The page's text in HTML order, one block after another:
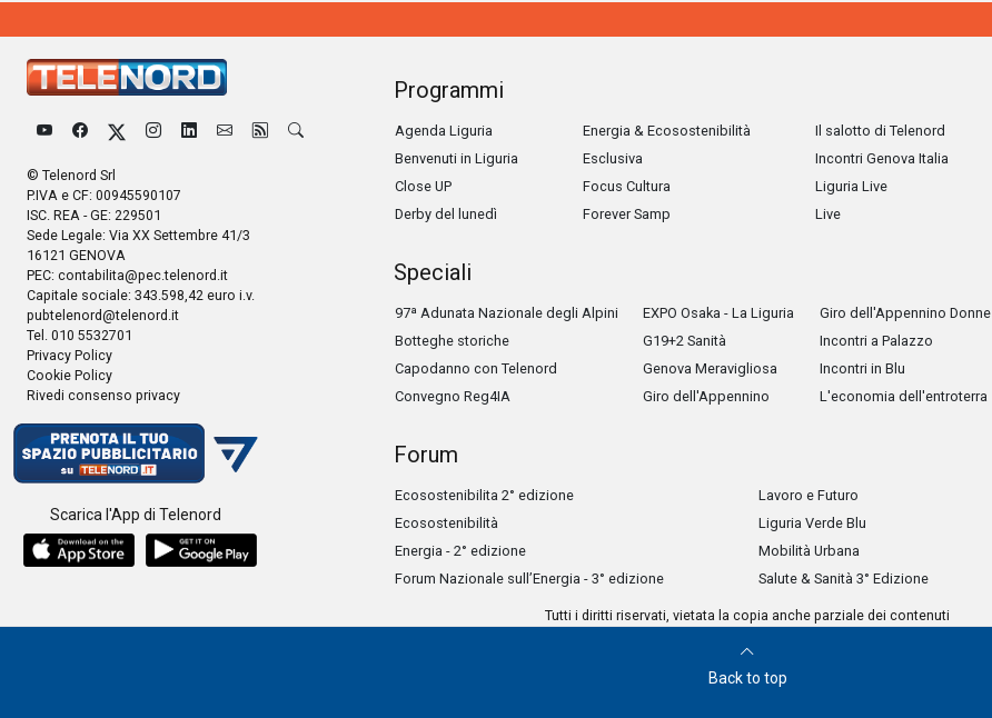
© Telenord Srl
P.IVA e CF: 00945590107
ISC. REA - GE: 229501
Sede Legale: Via XX Settembre 41/3
16121 GENOVA
PEC: contabilita@pec.telenord.it
Capitale sociale: 343.598,42 euro i.v.
pubtelenord@telenord.it
Tel. 010 5532701
Privacy Policy
Cookie Policy
Rivedi consenso privacy
Scarica l'App di Telenord
Programmi
Agenda Liguria
Benvenuti in Liguria
Close UP
Derby del lunedì
Energia & Ecosostenibilità
Esclusiva
Focus Cultura
Forever Samp
Il salotto di Telenord
Incontri Genova Italia
Liguria Live
Live
Speciali
97ª Adunata Nazionale degli Alpini
Botteghe storiche
Capodanno con Telenord
Convegno Reg4IA
EXPO Osaka - La Liguria
G19+2 Sanità
Genova Meravigliosa
Giro dell'Appennino
Giro dell'Appennino Donne
Incontri a Palazzo
Incontri in Blu
L'economia dell'entroterra
Forum
Ecosostenibilita 2° edizione
Ecosostenibilità
Energia - 2° edizione
Forum Nazionale sull’Energia - 3° edizione
Lavoro e Futuro
Liguria Verde Blu
Mobilità Urbana
Salute & Sanità 3° Edizione
Tutti i diritti riservati, vietata la copia anche parziale dei contenuti
Back to top